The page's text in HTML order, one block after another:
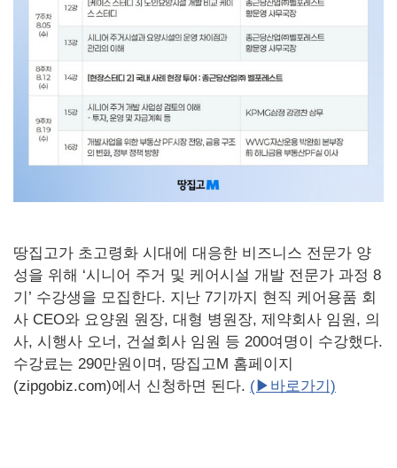
땅집고가 초고령화 시대에 대응한 비즈니스 전문가 양
성을 위해 ‘시니어 주거 및 케어시설 개발 전문가 과정 8
기’ 수강생을 모집한다. 지난 7기까지 현직 케어용품 회
사 CEO와 요양원 원장, 대형 병원장, 제약회사 임원, 의
사, 시행사 오너, 건설회사 임원 등 200여명이 수강했다.
수강료는 290만원이며, 땅집고M 홈페이지
(zipgobiz.com)에서 신청하면 된다. (▶바로가기)